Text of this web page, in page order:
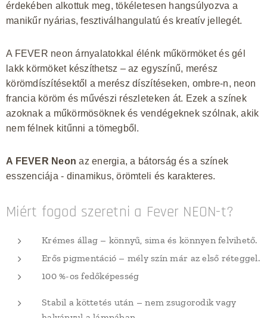
érdekében alkottuk meg, tökéletesen hangsúlyozva a
manikűr nyárias, fesztiválhangulatú és kreatív jellegét.
A FEVER neon árnyalatokkal élénk műkörmöket és gél
lakk körmöket készíthetsz – az egyszínű, merész
körömdíszítésektől a merész díszítéseken, ombre-n, neon
francia köröm és művészi részleteken át. Ezek a színek
azoknak a műkörmösöknek és vendégeknek szólnak, akik
nem félnek kitűnni a tömegből.
A FEVER Neon az energia, a bátorság és a színek
esszenciája - dinamikus, örömteli és karakteres.
Miért fogod szeretni a Fever NEON-t?
Krémes állag – könnyű, sima és könnyen felvihető.
Erős pigmentáció – mély szín már az első réteggel.
100 %-os fedőképesség
Stabil a köttetés után – nem zsugorodik vagy